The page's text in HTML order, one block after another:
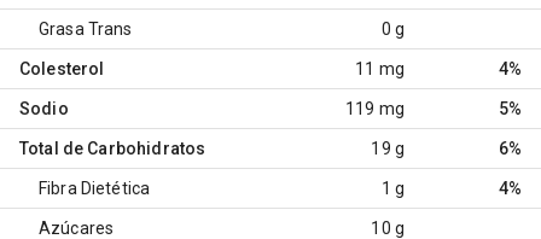
Grasa Trans 0 g
Colesterol 11 mg 4%
Sodio 119 mg 5%
Total de Carbohidratos 19 g 6%
Fibra Dietética 1 g 4%
Azúcares 10 g